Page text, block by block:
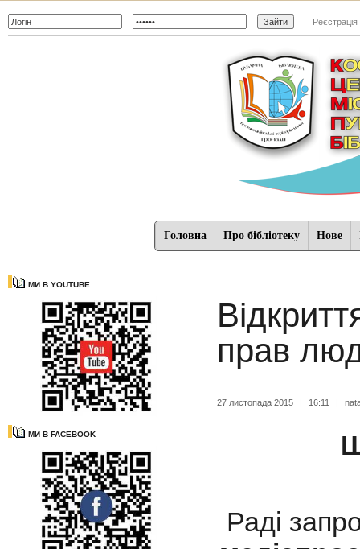
Реєстрація
Головна Про бібліотеку Нове
МИ В YOUTUBE
МИ В FACEBOOK
прав
27 листопада 2015 | 16:11 |
Раді